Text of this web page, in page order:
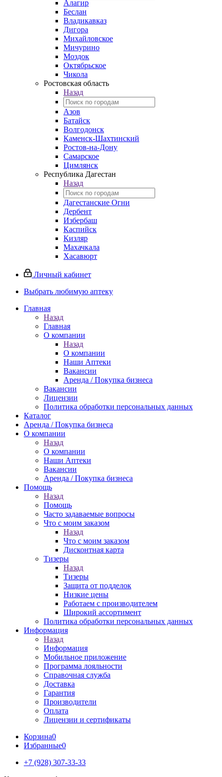
Алагир
Беслан
Владикавказ
Дигора
Михайловское
Мичурино
Моздок
Октябрьское
Чикола
Ростовская область
Назад
Азов
Батайск
Волгодонск
Каменск-Шахтинский
Ростов-на-Дону
Самарское
Цимлянск
Республика Дагестан
Назад
Дагестанские Огни
Дербент
Избербаш
Каспийск
Кизляр
Махачкала
Хасавюрт
Личный кабинет
Выбрать любимую аптеку
Главная
Назад
Главная
О компании
Назад
О компании
Наши Аптеки
Вакансии
Аренда / Покупка бизнеса
Вакансии
Лицензии
Политика обработки персональных данных
Каталог
Аренда / Покупка бизнеса
О компании
Назад
О компании
Наши Аптеки
Вакансии
Аренда / Покупка бизнеса
Помощь
Назад
Помощь
Часто задаваемые вопросы
Что с моим заказом
Назад
Что с моим заказом
Дисконтная карта
Тизеры
Назад
Тизеры
Защита от подделок
Низкие цены
Работаем с производителем
Широкий ассортимент
Политика обработки персональных данных
Информация
Назад
Информация
Мобильное приложение
Программа лояльности
Справочная служба
Доставка
Гарантия
Производители
Оплата
Лицензии и сертификаты
Корзина0
Избранные0
+7 (928) 307-33-33